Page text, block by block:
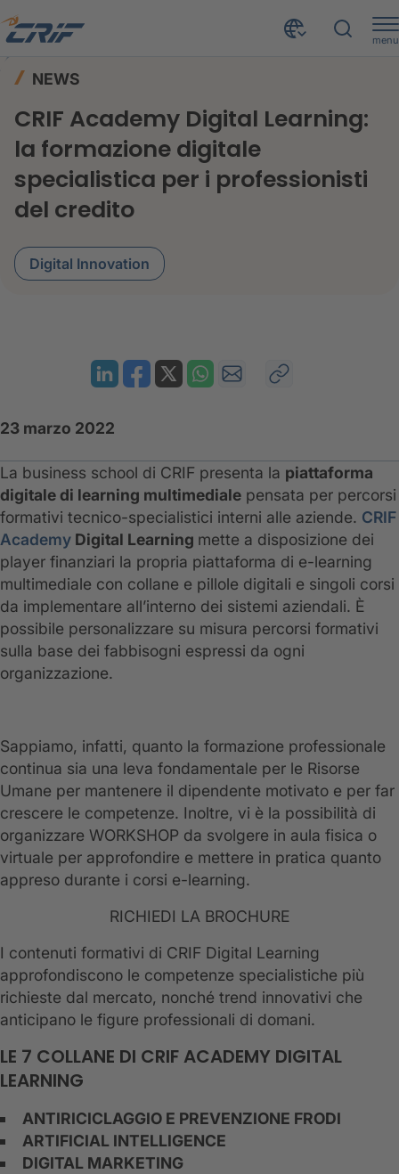
menu
NEWS
CRIF Academy Digital Learning:
la formazione digitale
specialistica per i professionisti
del credito
Digital Innovation
23 marzo 2022
La business school di CRIF presenta la piattaforma
digitale di learning multimediale pensata per percorsi
formativi tecnico-specialistici interni alle aziende. CRIF
Academy Digital Learning mette a disposizione dei
player finanziari la propria piattaforma di e-learning
multimediale con collane e pillole digitali e singoli corsi
da implementare all’interno dei sistemi aziendali. È
possibile personalizzare su misura percorsi formativi
sulla base dei fabbisogni espressi da ogni
organizzazione.
Sappiamo, infatti, quanto la formazione professionale
continua sia una leva fondamentale per le Risorse
Umane per mantenere il dipendente motivato e per far
crescere le competenze. Inoltre, vi è la possibilità di
organizzare WORKSHOP da svolgere in aula fisica o
virtuale per approfondire e mettere in pratica quanto
appreso durante i corsi e-learning.
RICHIEDI LA BROCHURE
I contenuti formativi di CRIF Digital Learning
approfondiscono le competenze specialistiche più
richieste dal mercato, nonché trend innovativi che
anticipano le figure professionali di domani.
LE 7 COLLANE DI CRIF ACADEMY DIGITAL
LEARNING
ANTIRICICLAGGIO E PREVENZIONE FRODI
ARTIFICIAL INTELLIGENCE
DIGITAL MARKETING